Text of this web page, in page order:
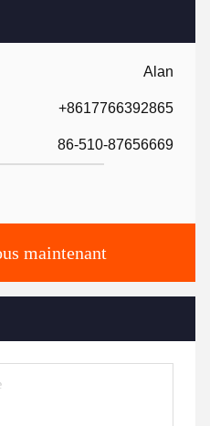
Alan
+8617766392865
86-510-87656669
maintenant